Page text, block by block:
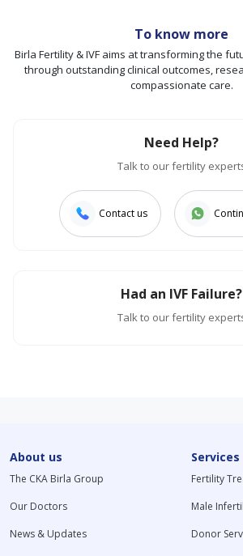
To know more
Birla Fertility & IVF aims at transforming the
through outstanding clinical outcomes,
compassionate care.
Need Help?
Talk to our fertility
Contact us
Had an IVF Failure?
Talk to our fertility
About us
The CKA Birla Group
Our Doctors
News & Updates
Services
Fertility
Male
Donor